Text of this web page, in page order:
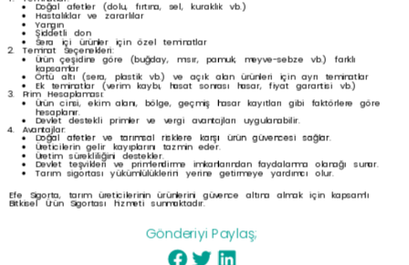
Doğal afetler (dolu, fırtına, sel, kuraklık vb.)
Hastalıklar ve zararlılar
Yangın
Şiddetli don
Sera içi ürünler için özel teminatlar
Teminat Seçenekleri:
Ürün çeşidine göre (buğday, mısır, pamuk, meyve-sebze vb.) farklı
kapsamlar
Örtü altı (sera, plastik vb.) ve açık alan ürünleri için ayrı teminatlar
Ek teminatlar (verim kaybı, hasat sonrası hasar, fiyat garantisi vb.)
Prim Hesaplaması:
Ürün cinsi, ekim alanı, bölge, geçmiş hasar kayıtları gibi faktörlere göre
hesaplanır.
Devlet destekli primler ve vergi avantajları uygulanabilir.
Avantajlar:
Doğal afetler ve tarımsal risklere karşı ürün güvencesi sağlar.
Üreticilerin gelir kayıplarını tazmin eder.
Üretim sürekliliğini destekler.
Devlet teşvikleri ve primlendirme imkanlarından faydalanma olanağı sunar.
Tarım sigortası yükümlülüklerini yerine getirmeye yardımcı olur.
Efe Sigorta, tarım üreticilerinin ürünlerini güvence altına almak için kapsamlı
Bitkisel Ürün Sigortası hizmeti sunmaktadır.
Gönderiyi Paylaş;